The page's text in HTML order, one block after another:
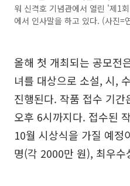
워 신격호 기념관에서 열린 '제1
에서 인사말을 하고 있다. (사진=
올해 첫 개최되는 공모전
녀를 대상으로 소설, 시,
진행된다. 작품 접수 기
오후 6시까지다. 접수된
10월 시상식을 가질 예정
명(각 2000만 원), 최우